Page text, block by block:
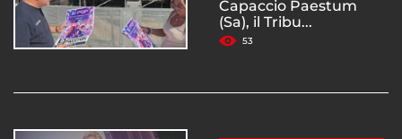
Capaccio Paestum
(Sa), il Tribu...
53